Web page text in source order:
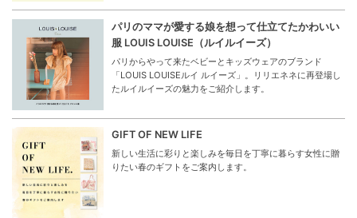
パリのママが愛する娘を想って仕立てたかわいい
服 LOUIS LOUISE（ルイルイーズ）
パリからやって来たベビーとキッズウェアのブランド
「LOUIS LOUISEルイ ルイーズ」。リリエネネに再登場し
たルイルイーズの魅力をご紹介します。
GIFT OF NEW LIFE
新しい生活に彩りと楽しみを毎日を丁寧に暮らす女性に贈
りたい春のギフトをご案内します。